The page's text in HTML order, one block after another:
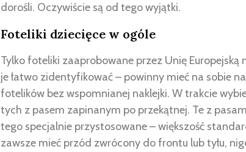
dorośli. Oczywiście są od tego wyjątki.
Foteliki dziecięce w ogóle
Tylko foteliki zaaprobowane przez Unię
je łatwo zidentyfikować – powinny mieć na sobie
fotelików bez wspomnianej naklejki. W trakcie
tych z pasem zapinanym po przekątnej. Te z
tego specjalnie przystosowane – większość
zawsze mieć przód zwrócony do frontu lub tyłu,